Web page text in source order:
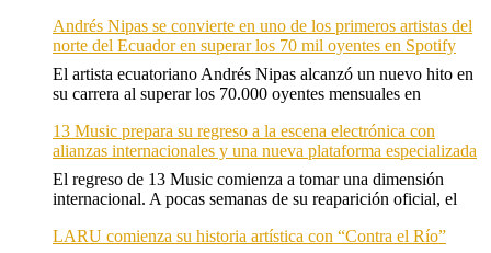
Andrés Nipas se convierte en uno de los primeros artistas del
norte del Ecuador en superar los 70 mil oyentes en Spotify
El artista ecuatoriano Andrés Nipas alcanzó un nuevo hito en
su carrera al superar los 70.000 oyentes mensuales en
13 Music prepara su regreso a la escena electrónica con
alianzas internacionales y una nueva plataforma especializada
El regreso de 13 Music comienza a tomar una dimensión
internacional. A pocas semanas de su reaparición oficial, el
LARU comienza su historia artística con “Contra el Río”